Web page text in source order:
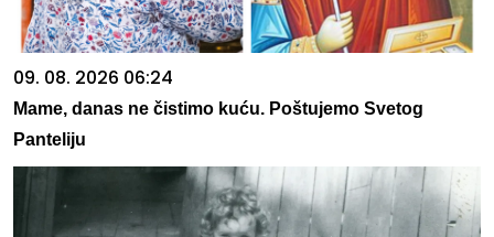
09. 08. 2026 06:24
Mame, danas ne čistimo kuću. Poštujemo Svetog
Panteliju